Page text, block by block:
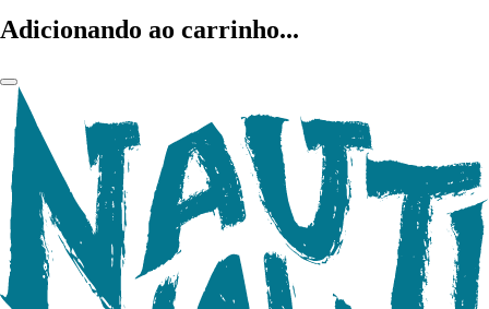
Adicionando ao carrinho...